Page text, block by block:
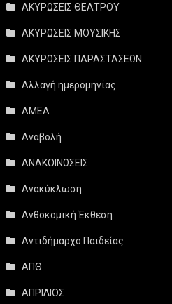
ΑΚΥΡΩΣΕΙΣ ΘΕΑΤΡΟΥ
ΑΚΥΡΩΣΕΙΣ ΜΟΥΣΙΚΗΣ
ΑΚΥΡΩΣΕΙΣ ΠΑΡΑΣΤΑΣΕΩΝ
Αλλαγή ημερομηνίας
ΑΜΕΑ
Αναβολή
ΑΝΑΚΟΙΝΩΣΕΙΣ
Ανακύκλωση
Ανθοκομική Έκθεση
Αντιδήμαρχο Παιδείας
ΑΠΘ
ΑΠΡΙΛΙΟΣ